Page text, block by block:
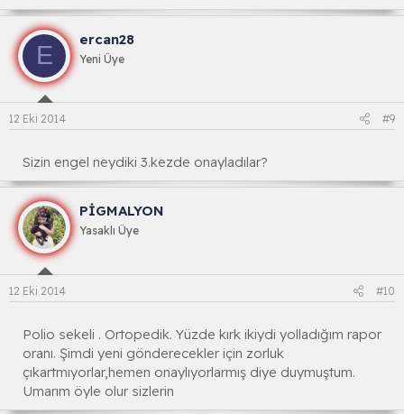
E
ercan28
Yeni Üye
12 Eki 2014 #9
Sizin engel neydiki 3.kezde onayladılar?
PİGMALYON
Yasaklı Üye
12 Eki 2014 #10
Polio sekeli . Ortopedik. Yüzde kırk ikiydi yolladığım rapor
oranı. Şimdi yeni gönderecekler için zorluk
çıkartmıyorlar,hemen onaylıyorlarmış diye duymuştum.
Umarım öyle olur sizlerin